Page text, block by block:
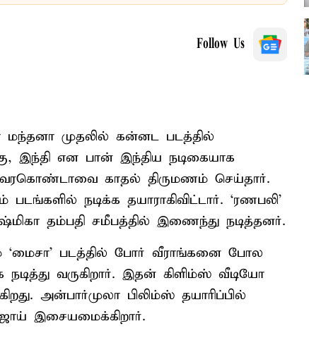
Follow Us
மந்தனா முதலில் கன்னட படத்தில்
இந்தி என பான் இந்திய நடிகையாக
காதல் திருமணம் செய்தார்.
நடிக்க தயாராகிவிட்டார். ‘ரணபலி’
தம்பதி சமீபத்தில் இணைந்து நடித்தனர்.
‘மைசா’ படத்தில் போர் வீராங்கனை போல
நடித்து வருகிறார். இதன் கிளிம்ஸ் வீடியோ
அன்பார்முலா பிலிம்ஸ் தயாரிப்பில்
இசையமைக்கிறார்.